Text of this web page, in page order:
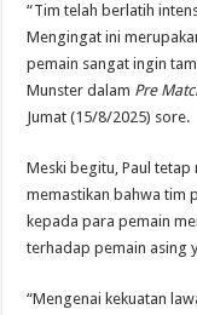
“Tim telah berlatih
Mengingat ini
pemain sangat ingin
Munster dalam Pre
Jumat (15/8/2025) sore.
Meski begitu, Paul
memastikan bahwa tim
kepada para pemain
terhadap pemain asing
“Mengenai kekuatan